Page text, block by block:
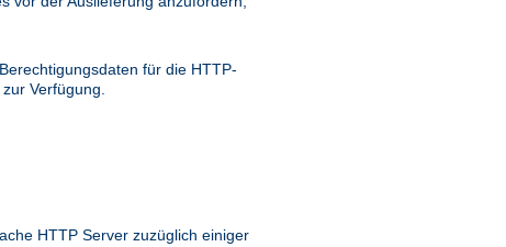
für die HTTP-
Verfügung.
HTTP Server zuzüglich einiger